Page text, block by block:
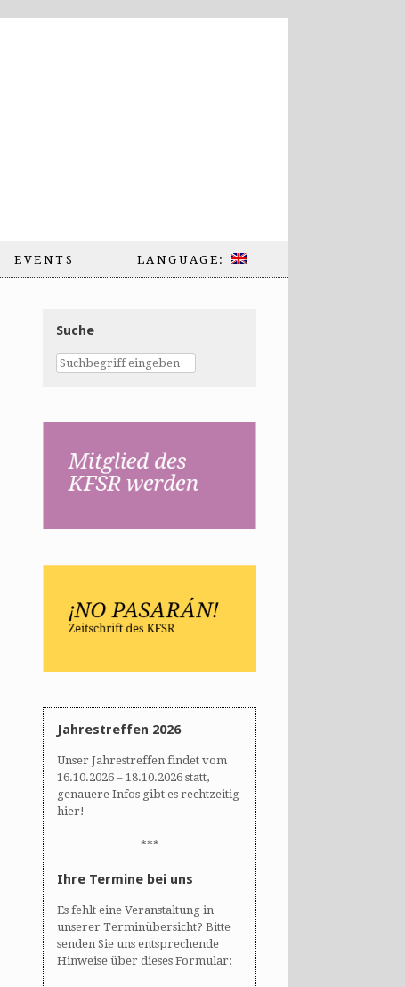
EVENTS LANGUAGE:
Suche
Jahrestreffen 2026
Unser Jahrestreffen findet vom
16.10.2026 – 18.10.2026 statt,
genauere Infos gibt es rechtzeitig
hier!
***
Ihre Termine bei uns
Es fehlt eine Veranstaltung in
unserer Terminübersicht? Bitte
senden Sie uns entsprechende
Hinweise über dieses Formular: